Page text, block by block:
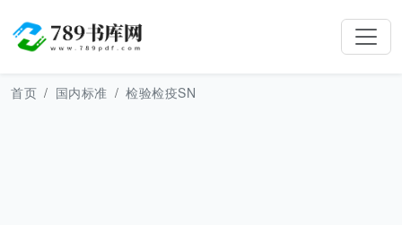
首页 国内标准 检验检疫SN